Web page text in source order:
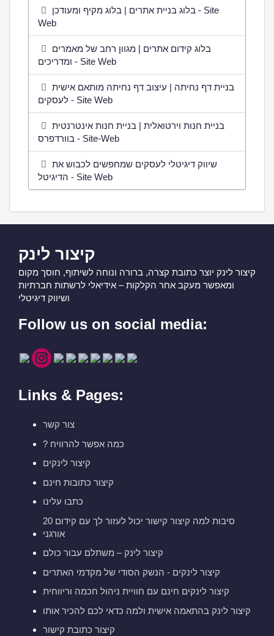
בלוג בניית אתרים | בלוג מקיף ומעודכן - Site
Web
בלוג קידום אתרים | מגוון רחב של מאמרים
ומדריכים - Site Web
בניית דף נחיתה | עיצוב דף נחיתה מותאם אישית
לעסקים - Site Web
בניית חנות וירטואלית | בניית חנות אינטרנטית
בוורדפרס - Site-Web
שיווק דיגיטלי לעסקים שמחפשים לכבוש את
הדיגיטל - Site Web
קיצור לינק
קיצור לינק יוצר כתובת קצרה, ברורה ונוחה לשיתוף, חוסך מקום
ומאפשר מעקב אחר הקלקות – אידיאלי לרשתות חברתיות
ושיווק דיגיטלי
Follow us on social media:
Links & Pages:
צור קשר
? כמה אפשר להרוויח
קיצור לינקים
קיצור כתובות חינם
כתבו עלינו
20 סיבות למה קיצור קישור יכול לעזור לך עם קידום
אורגני
קיצור לינק – משתלם עבור כולם
קיצור לינקים - הנשק הסודי של מקדמי האתרים
קיצור לינקים חינם עם חוויית ניהול חכמה וריווחית
קיצור לינק בהתאמה אישית ולמה כדאי לכם להכיר אותו
קיצור כתובת קישור